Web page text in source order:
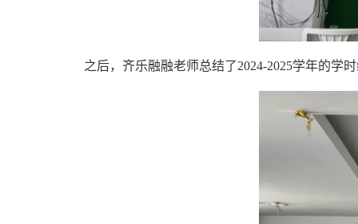
之后，齐乐融融老师总结了2024-2025学年的学